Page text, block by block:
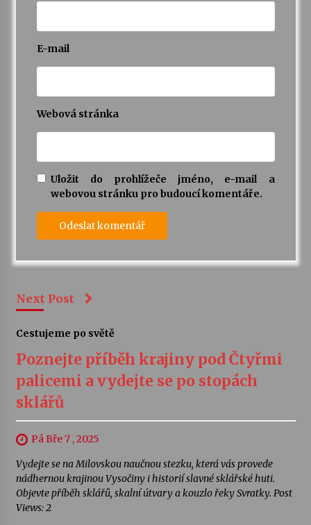
E-mail
Webová stránka
Uložit do prohlížeče jméno, e-mail a
webovou stránku pro budoucí komentáře.
Next Post
Cestujeme po světě
Poznejte příběh krajiny pod Čtyřmi
palicemi a vydejte se po stopách
sklářů
Pá Bře 7 , 2025
Vydejte se na Milovskou naučnou stezku, která vás provede
nádhernou krajinou Vysočiny i historií slavné sklářské huti.
Objevte příběh sklářů, skalní útvary a kouzlo řeky Svratky. Post
Views: 2